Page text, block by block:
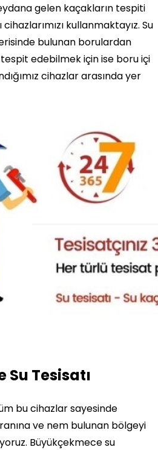
gelen kaçakların tespiti
kullanmaktayız. Su
bulunan borulardan
edebilmek için ise boru içi
cihazlar arasında yer
Tesisatı
bu cihazlar sayesinde
ve nem bulunan bölgeyi
Büyükçekmece su